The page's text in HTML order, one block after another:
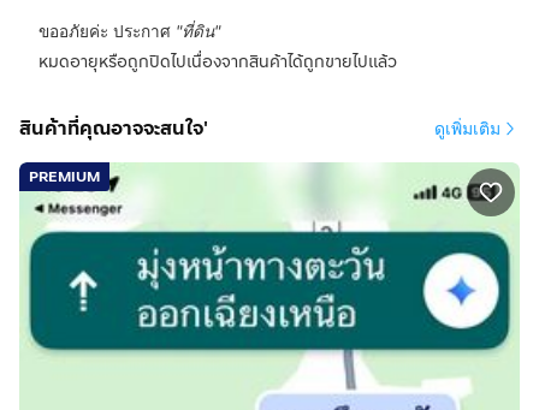
ขออภัยค่ะ ประกาศ "ที่ดิน"
หมดอายุหรือถูกปิดไปเนื่องจากสินค้าได้ถูกขายไปแล้ว
สินค้าที่คุณอาจจะสนใจ' ดูเพิ่มเติม
PREMIUM